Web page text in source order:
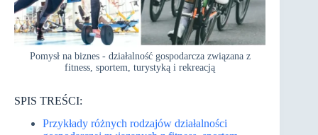
Pomysł na biznes - działalność gospodarcza związana z
fitness, sportem, turystyką i rekreacją
SPIS TREŚCI:
Przykłady różnych rodzajów działalności